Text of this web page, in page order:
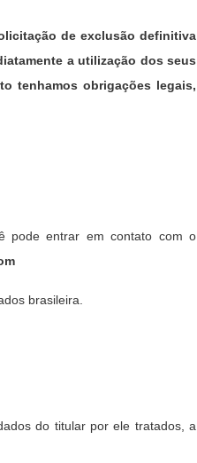
de exclusão definitiva
a utilização dos seus
tenhamos obrigações legais,
pode entrar em contato com o
brasileira.
do titular por ele tratados, a